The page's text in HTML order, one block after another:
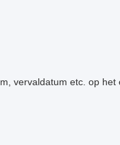
vervaldatum etc. op het